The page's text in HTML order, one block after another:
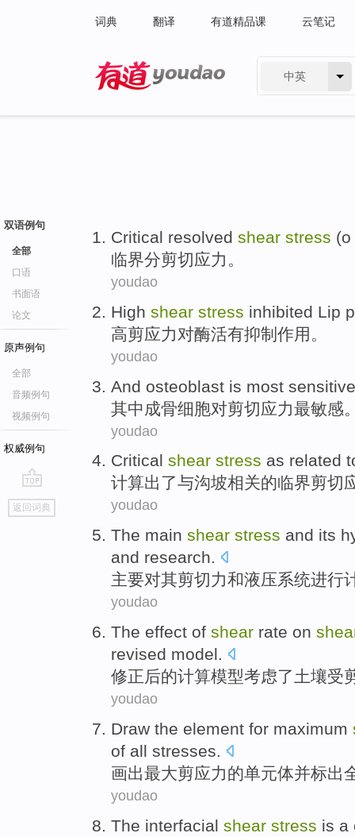
词典 翻译 有道精品课 云笔记
中英
双语例句
全部
口语
书面语
论文
原声例句
全部
音频例句
视频例句
权威例句
go
top
返回词典
Critical resolved shear stress (o
临界分剪切应力 。
youdao
High shear stress inhibited Lip
高剪应力对酶活有抑制作用。
youdao
And osteoblast is most sensitive
其中成骨细胞对剪切应力最敏感
youdao
Critical shear stress as related
计算出了与沟坡相关的临界剪切
youdao
The main shear stress and its
and research.
主要对其剪切力和液压系统进行
youdao
The effect of shear rate on
revised model.
修正后的计算模型考虑了 土壤受
youdao
Draw the element for maximum
of all stresses.
画出最大剪应力的单元体并标出
youdao
The interfacial shear stress is a